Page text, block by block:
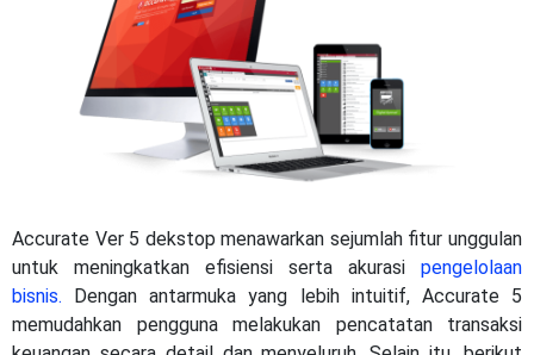
Accurate Ver 5 dekstop menawarkan sejumlah fitur unggulan
untuk meningkatkan efisiensi serta akurasi pengelolaan
bisnis. Dengan antarmuka yang lebih intuitif, Accurate 5
memudahkan pengguna melakukan pencatatan transaksi